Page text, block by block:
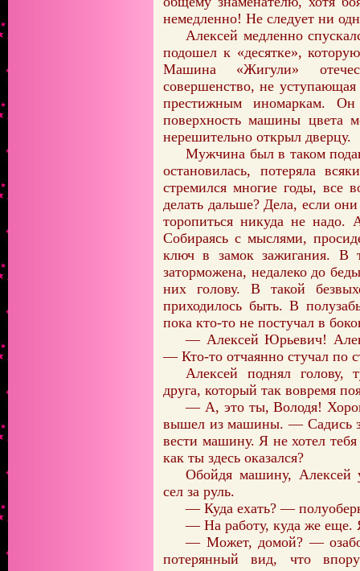
немедленно! Не следует ни
Алексей медленно
подошел к «десятке»,
Машина «Жигули»
совершенство, не
престижным иномаркам. Он
поверхность машины цвета
нерешительно открыл дверцу.
Мужчина был в таком
остановилась, потеряла
стремился многие годы, все
делать дальше? Дела, если
торопиться никуда не надо.
Собираясь с мыслями,
ключ в замок зажигания. В
заторможена, недалеко до
них голову. В такой
приходилось быть. В
пока кто-то не постучал в
— Алексей Юрьевич!
— Кто-то отчаянно стучал по
Алексей поднял голову,
друга, который так вовремя
— А, это ты, Володя!
вышел из машины. — Садись
вести машину. Я не хотел
как ты здесь оказался?
Обойдя машину, Алексей
сел за руль.
— Куда ехать? —
— На работу, куда же еще.
— Может, домой? —
потерянный вид, что